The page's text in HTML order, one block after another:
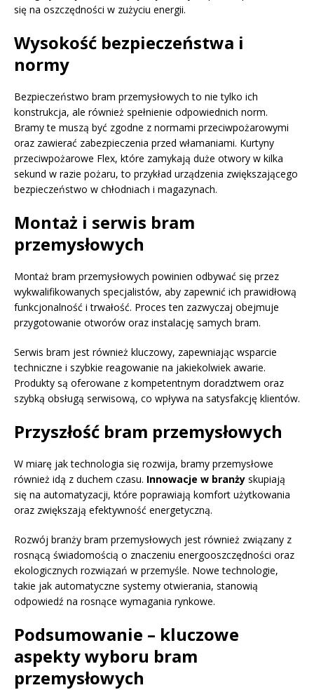
się na oszczędności w zużyciu energii.
Wysokość bezpieczeństwa i
normy
Bezpieczeństwo bram przemysłowych to nie tylko ich
konstrukcja, ale również spełnienie odpowiednich norm.
Bramy te muszą być zgodne z normami przeciwpożarowymi
oraz zawierać zabezpieczenia przed włamaniami. Kurtyny
przeciwpożarowe Flex, które zamykają duże otwory w kilka
sekund w razie pożaru, to przykład urządzenia zwiększającego
bezpieczeństwo w chłodniach i magazynach.
Montaż i serwis bram
przemysłowych
Montaż bram przemysłowych powinien odbywać się przez
wykwalifikowanych specjalistów, aby zapewnić ich prawidłową
funkcjonalność i trwałość. Proces ten zazwyczaj obejmuje
przygotowanie otworów oraz instalację samych bram.
Serwis bram jest również kluczowy, zapewniając wsparcie
techniczne i szybkie reagowanie na jakiekolwiek awarie.
Produkty są oferowane z kompetentnym doradztwem oraz
szybką obsługą serwisową, co wpływa na satysfakcję klientów.
Przyszłość bram przemysłowych
W miarę jak technologia się rozwija, bramy przemysłowe
również idą z duchem czasu. Innowacje w branży skupiają
się na automatyzacji, które poprawiają komfort użytkowania
oraz zwiększają efektywność energetyczną.
Rozwój branży bram przemysłowych jest również związany z
rosnącą świadomością o znaczeniu energooszczędności oraz
ekologicznych rozwiązań w przemyśle. Nowe technologie,
takie jak automatyczne systemy otwierania, stanowią
odpowiedź na rosnące wymagania rynkowe.
Podsumowanie – kluczowe
aspekty wyboru bram
przemysłowych